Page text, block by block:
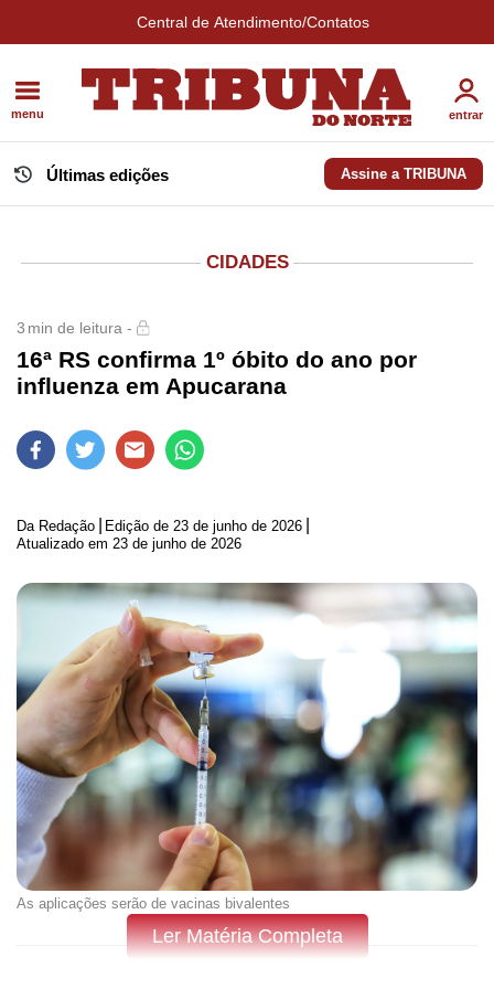
Central de Atendimento/Contatos
menu entrar
Últimas edições Assine a TRIBUNA
CIDADES
3 min de leitura -
16ª RS confirma 1º óbito do ano por
influenza em Apucarana
Da Redação Edição de 23 de junho de 2026
Atualizado em 23 de junho de 2026
As aplicações serão de vacinas bivalentes
Ler Matéria Completa